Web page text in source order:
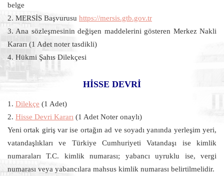
belge
2. MERSİS Başvurusu https://mersis.gtb.gov.tr
3. Ana sözleşmesinin değişen maddelerini gösteren Merkez Nakli
Kararı (1 Adet noter tasdikli)
4. Hükmi Şahıs Dilekçesi
HİSSE DEVRİ
1. Dilekçe (1 Adet)
2. Hisse Devri Kararı (1 Adet Noter onaylı)
Yeni ortak giriş var ise ortağın ad ve soyadı yanında yerleşim yeri,
vatandaşlıkları ve Türkiye Cumhuriyeti Vatandaşı ise kimlik
numaraları T.C. kimlik numarası; yabancı uyruklu ise, vergi
numarası veya yabancılara mahsus kimlik numarası belirtilmelidir.